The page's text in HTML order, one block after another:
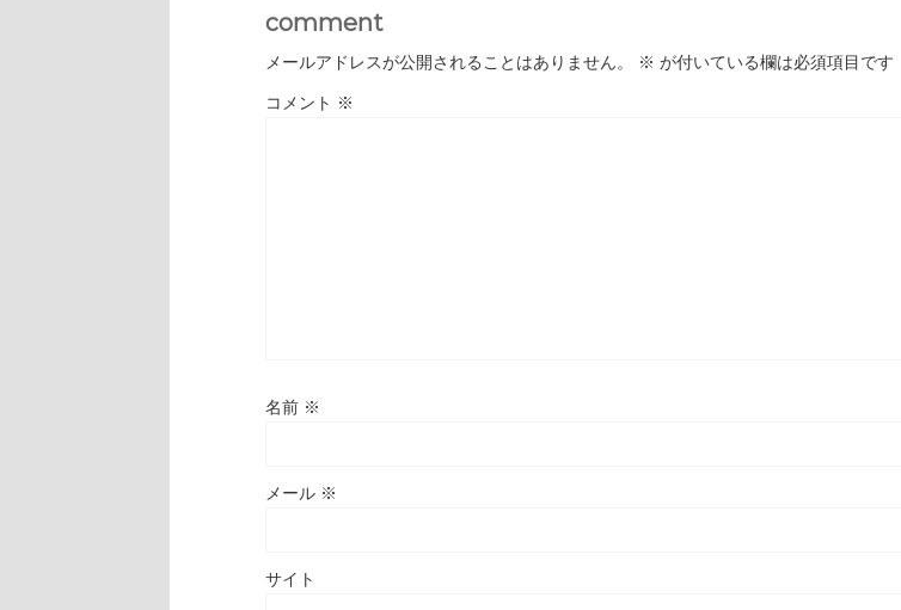
comment
メールアドレスが公開されることはありません。 ※ が付いている欄は必須項目です
コメント ※
名前 ※
メール ※
サイト